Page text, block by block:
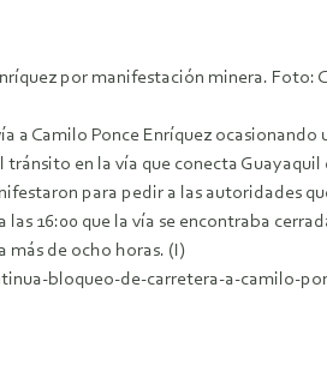
por manifestación minera. Foto:
a Camilo Ponce Enríquez
en la vía que conecta
para pedir a las autoridades
las 16:00 que la vía se encontraba
más de ocho horas. (I)
bloqueo-de-carretera-a-camilo-